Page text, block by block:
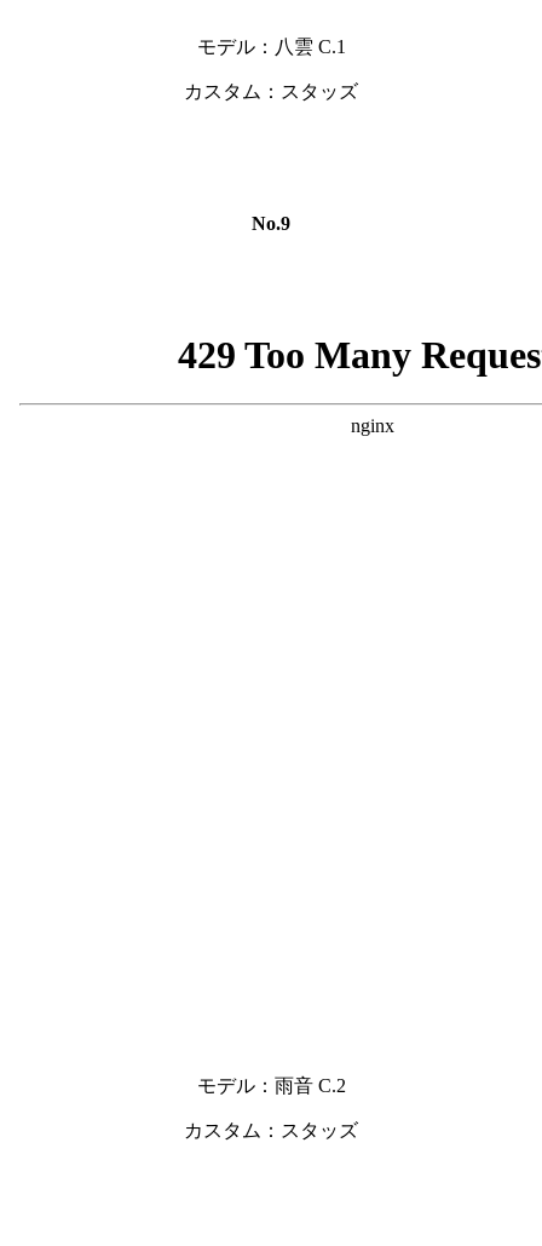
モデル：八雲 C.1
カスタム：スタッズ
No.9
モデル：雨音 C.2
カスタム：スタッズ